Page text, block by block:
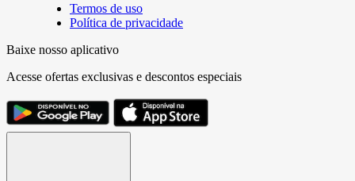
Termos de uso
Política de privacidade
Baixe nosso aplicativo
Acesse ofertas exclusivas e descontos especiais